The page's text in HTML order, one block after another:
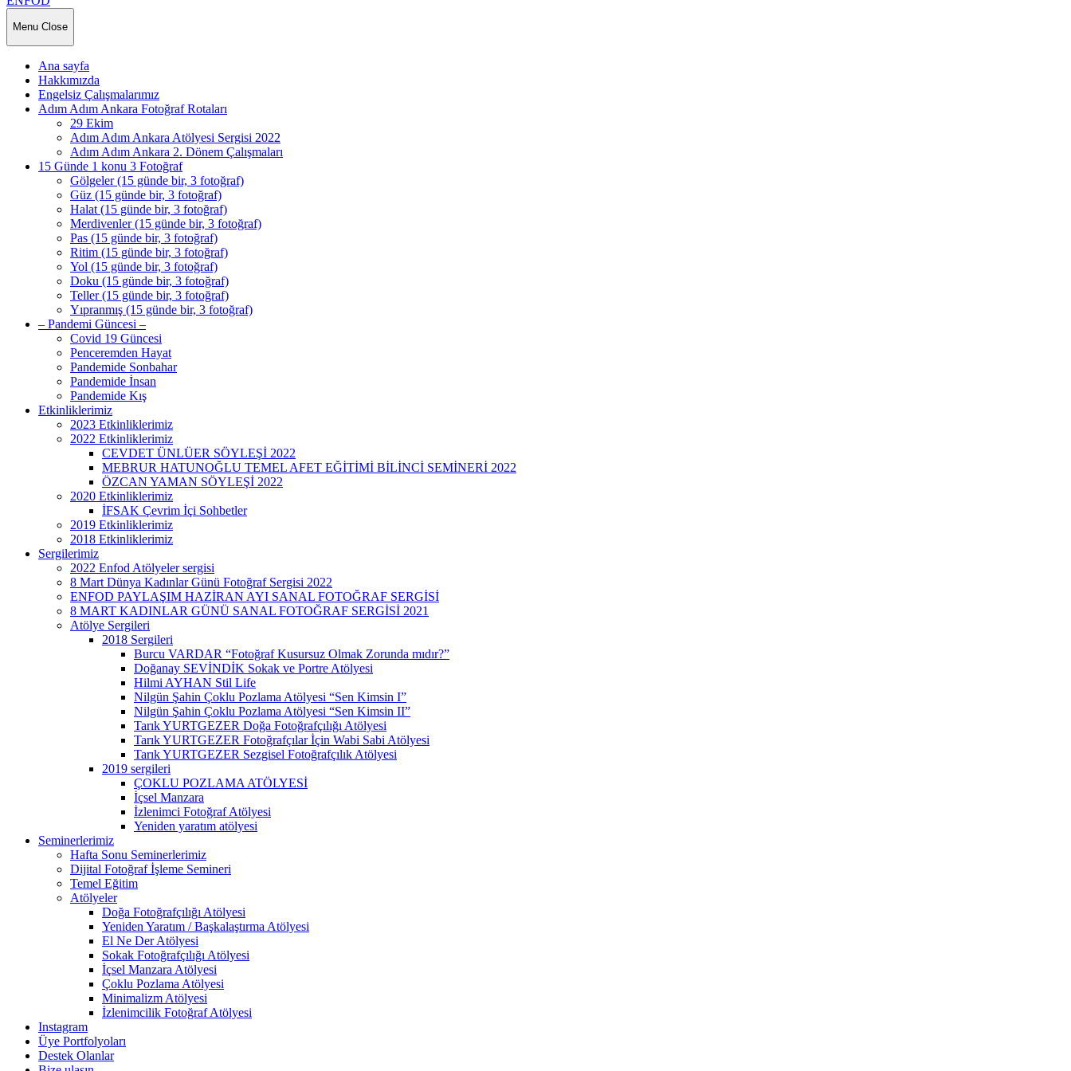
Menu Close
Ana sayfa
Hakkımızda
Engelsiz Çalışmalarımız
Adım Adım Ankara Fotoğraf Rotaları
29 Ekim
Adım Adım Ankara Atölyesi Sergisi 2022
Adım Adım Ankara 2. Dönem Çalışmaları
15 Günde 1 konu 3 Fotoğraf
Gölgeler (15 günde bir, 3 fotoğraf)
Güz (15 günde bir, 3 fotoğraf)
Halat (15 günde bir, 3 fotoğraf)
Merdivenler (15 günde bir, 3 fotoğraf)
Pas (15 günde bir, 3 fotoğraf)
Ritim (15 günde bir, 3 fotoğraf)
Yol (15 günde bir, 3 fotoğraf)
Doku (15 günde bir, 3 fotoğraf)
Teller (15 günde bir, 3 fotoğraf)
Yıpranmış (15 günde bir, 3 fotoğraf)
– Pandemi Güncesi –
Covid 19 Güncesi
Penceremden Hayat
Pandemide Sonbahar
Pandemide İnsan
Pandemide Kış
Etkinliklerimiz
2023 Etkinliklerimiz
2022 Etkinliklerimiz
CEVDET ÜNLÜER SÖYLEŞİ 2022
MEBRUR HATUNOĞLU TEMEL AFET EĞİTİMİ BİLİNCİ SEMİNERİ 2022
ÖZCAN YAMAN SÖYLEŞİ 2022
2020 Etkinliklerimiz
İFSAK Çevrim İçi Sohbetler
2019 Etkinliklerimiz
2018 Etkinliklerimiz
Sergilerimiz
2022 Enfod Atölyeler sergisi
8 Mart Dünya Kadınlar Günü Fotoğraf Sergisi 2022
ENFOD PAYLAŞIM HAZİRAN AYI SANAL FOTOĞRAF SERGİSİ
8 MART KADINLAR GÜNÜ SANAL FOTOĞRAF SERGİSİ 2021
Atölye Sergileri
2018 Sergileri
Burcu VARDAR “Fotoğraf Kusursuz Olmak Zorunda mıdır?”
Doğanay SEVİNDİK Sokak ve Portre Atölyesi
Hilmi AYHAN Stil Life
Nilgün Şahin Çoklu Pozlama Atölyesi “Sen Kimsin I”
Nilgün Şahin Çoklu Pozlama Atölyesi “Sen Kimsin II”
Tarık YURTGEZER Doğa Fotoğrafçılığı Atölyesi
Tarık YURTGEZER Fotoğrafçılar İçin Wabi Sabi Atölyesi
Tarık YURTGEZER Sezgisel Fotoğrafçılık Atölyesi
2019 sergileri
ÇOKLU POZLAMA ATÖLYESİ
İçsel Manzara
İzlenimci Fotoğraf Atölyesi
Yeniden yaratım atölyesi
Seminerlerimiz
Hafta Sonu Seminerlerimiz
Dijital Fotoğraf İşleme Semineri
Temel Eğitim
Atölyeler
Doğa Fotoğrafçılığı Atölyesi
Yeniden Yaratım / Başkalaştırma Atölyesi
El Ne Der Atölyesi
Sokak Fotoğrafçılığı Atölyesi
İçsel Manzara Atölyesi
Çoklu Pozlama Atölyesi
Minimalizm Atölyesi
İzlenimcilik Fotoğraf Atölyesi
Instagram
Üye Portfolyoları
Destek Olanlar